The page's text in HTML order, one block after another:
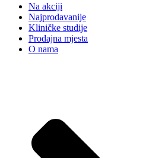
Na akciji
Najprodavanije
Kliničke studije
Prodajna mjesta
O nama